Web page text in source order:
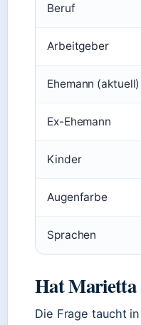
Beruf
Arbeitgeber
Ehemann (aktuell)
Ex-Ehemann
Kinder
Augenfarbe
Sprachen
Hat Marietta
Die Frage taucht